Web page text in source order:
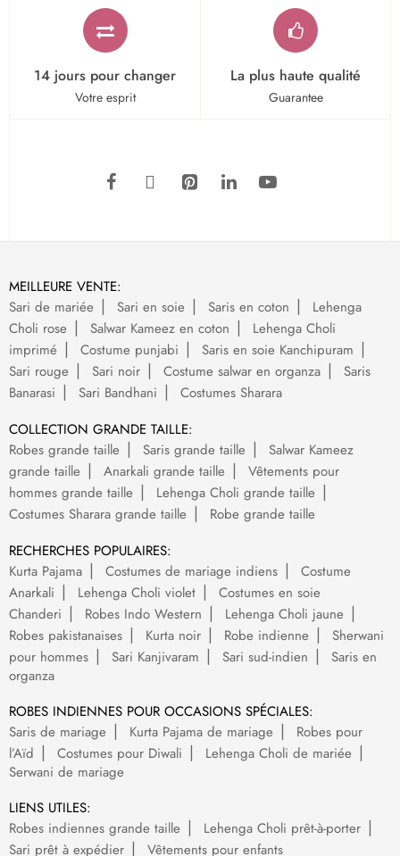
14 jours pour changer
Votre esprit
La plus haute qualité
Guarantee
MEILLEURE VENTE:
Sari de mariée
Sari en soie Saris en coton
Lehenga
Choli rose
Salwar Kameez en coton
Lehenga Choli
imprimé
Costume punjabi
Saris en soie Kanchipuram
Sari rouge
Sari noir Costume salwar en organza
Saris
Banarasi
Sari Bandhani
Costumes Sharara
COLLECTION GRANDE TAILLE:
Robes grande taille
Saris grande taille
Salwar Kameez
grande taille
Anarkali grande taille
Vêtements pour
hommes grande taille
Lehenga Choli grande taille
Costumes Sharara grande taille
Robe grande taille
RECHERCHES POPULAIRES:
Kurta Pajama
Costumes de mariage indiens
Costume
Anarkali
Lehenga Choli violet
Costumes en soie
Chanderi
Robes Indo Western
Lehenga Choli jaune
Robes pakistanaises
Kurta noir Robe indienne
Sherwani
pour hommes
Sari Kanjivaram Sari sud-indien
Saris en
organza
ROBES INDIENNES POUR OCCASIONS SPÉCIALES:
Saris de mariage
Kurta Pajama de mariage
Robes pour
l’Aïd
Costumes pour Diwali
Lehenga Choli de mariée
Serwani de mariage
LIENS UTILES:
Robes indiennes grande taille
Lehenga Choli prêt-à-porter
Sari prêt à expédier
Vêtements pour enfants